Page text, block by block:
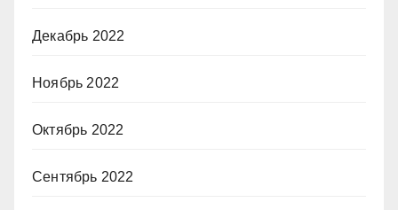
Декабрь 2022
Ноябрь 2022
Октябрь 2022
Сентябрь 2022